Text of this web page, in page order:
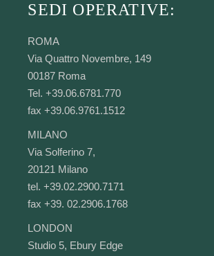
SEDI OPERATIVE:
ROMA
Via Quattro Novembre, 149
00187 Roma
Tel. +39.06.6781.770
fax +39.06.9761.1512
MILANO
Via Solferino 7,
20121 Milano
tel. +39.02.2900.7171
fax +39. 02.2906.1768
LONDON
Studio 5, Ebury Edge